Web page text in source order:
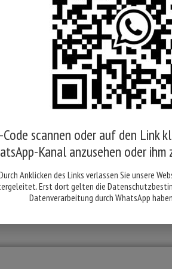
zur Online-
und nicht bereit sind, an
Code scannen oder auf den Link
Kanal anzusehen oder
Anklicken des Links verlassen Sie unsere
Erst dort gelten die
Datenverarbeitung durch WhatsApp